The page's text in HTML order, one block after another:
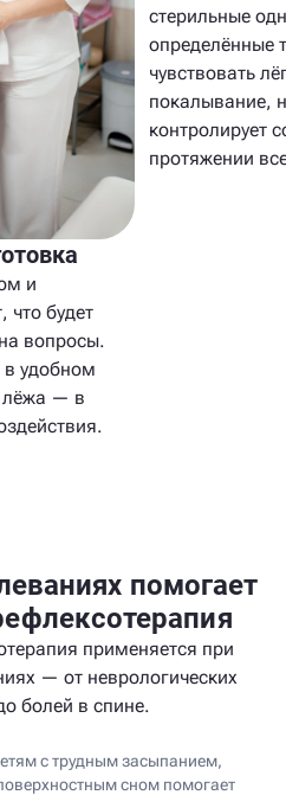
и
что будет
вопросы.
в удобном
лёжа — в
стерильные
определённые
чувствовать
покалывание,
контролирует
протяжении
помогает
применяется при
— от неврологических
болей в спине.
с трудным засыпанием,
сном помогает